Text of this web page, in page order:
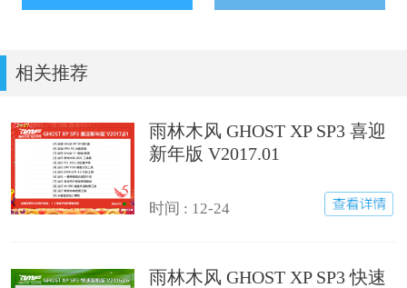
相关推荐
雨林木风 GHOST XP SP3 喜迎
新年版 V2017.01
时间 : 12-24
雨林木风 GHOST XP SP3 快速